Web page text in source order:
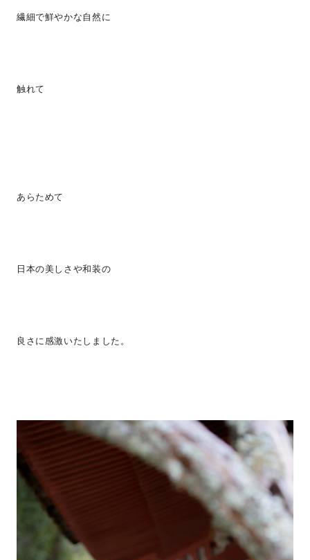
繊細で鮮やかな自然に
触れて
あらためて
日本の美しさや和装の
良さに感激いたしました。